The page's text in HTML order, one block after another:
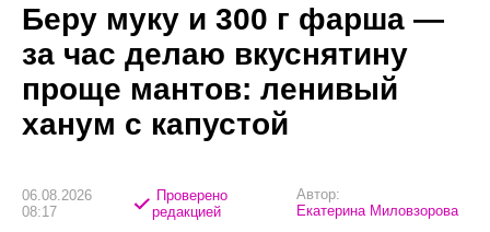
Беру муку и 300 г фарша —
за час делаю вкуснятину
проще мантов: ленивый
ханум с капустой
06.08.2026
08:17
Проверено
редакцией
Автор:
Екатерина Миловзорова